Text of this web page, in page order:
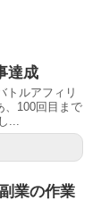
達成
トルアフィリ
、100回目まで
...
業の作業